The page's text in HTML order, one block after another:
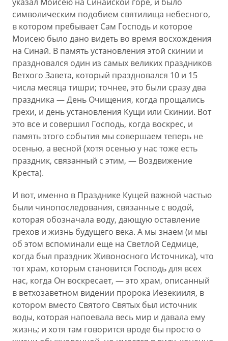
символическим подобием святилища небесного,
в котором пребывает Сам Господь и которое
Моисею было дано видеть во время восхождения
на Синай. В память установления этой скинии и
праздновался один из самых великих праздников
Ветхого Завета, который праздновался 10 и 15
числа месяца тишри; точнее, это были сразу два
праздника — День Очищения, когда прощались
грехи, и день установления Кущи или Скинии. Вот
это все и совершил Господь, когда воскрес, и
память этого события мы совершаем теперь не
осенью, а весной (хотя осенью у нас тоже есть
праздник, связанный с этим, — Воздвижение
Креста).
И вот, именно в Празднике Кущей важной частью
были чинопоследования, связанные с водой,
которая обозначала воду, дающую оставление
грехов и жизнь будущего века. А мы знаем (и мы
об этом вспоминали еще на Светлой Седмице,
когда был праздник Живоносного Источника), что
тот храм, которым становится Господь для всех
нас, когда Он воскресает, — это храм, описанный
в ветхозаветном видении пророка Иезекииля, в
котором вместо Святого Святых был источник
воды, которая напоевала весь мир и давала ему
жизнь; и хотя там говорится вроде бы просто о